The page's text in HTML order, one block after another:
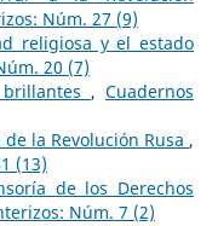
Núm. 27 (9)
religiosa y el estado
20 (7)
,Cuadernos
la Revolución Rusa ,
(13)
de los Derechos
Núm. 7 (2)